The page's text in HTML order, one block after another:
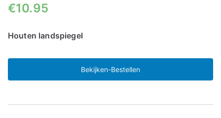
€10.95
Houten landspiegel
Bekijken-Bestellen